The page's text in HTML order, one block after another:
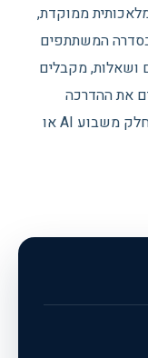
ממוקדת,
3–5 מפגשים. בסדרה המשתתפים
ושאלות, מקבלים
את ההדרכה
פרונטלית, אונליין או במתכונת משולבת, כחלק משבוע AI או